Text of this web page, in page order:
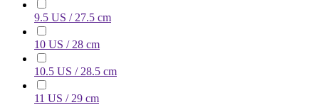
9.5 US / 27.5 cm
10 US / 28 cm
10.5 US / 28.5 cm
11 US / 29 cm